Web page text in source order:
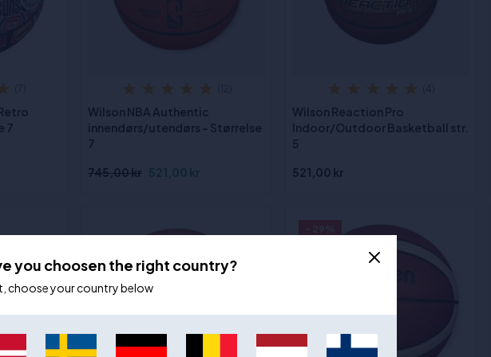
7
Wilson NBA Authentic
innendørs/utendørs - Størrelse
7
745,00 kr 521,00 kr
Wilson Reaction Pro
Indoor/Outdoor Basketball str.
5
521,00 kr
you choosen the right country?
choose your country below